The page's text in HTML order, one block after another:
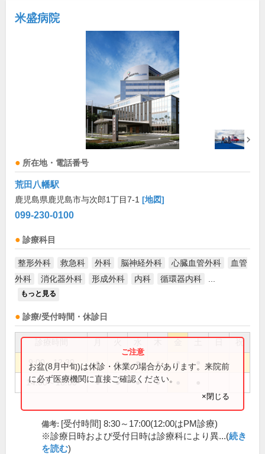
米盛病院
所在地・電話番号
荒田八幡駅
鹿児島県鹿児島市与次郎1丁目7-1 [地図]
099-230-0100
診療科目
整形外科 救急科 外科 脳神経外科 心臓血管外科
血管
外科
消化器外科 形成外科 内科 循環器内科
もっと見る
診療/受付時間・休診日
祝
9:00～12:30 ● ● ● ● ●
14:00～18:00 ● ● ● ●
お盆(8月中旬)は休診・休業の場合があります。来院前
に必ず医療機関に直接ご確認ください。
×閉じる
備考: [受付時間] 8:30～17:00(12:00はPM診療)
※診療日時および受付日時は診療科により異...(続き
を読む)